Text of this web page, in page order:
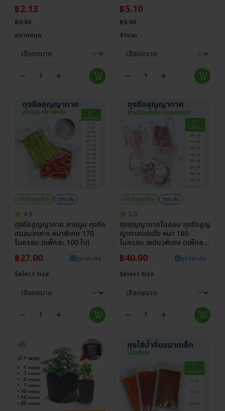
฿2.13
฿2.50
ขนาดหมุด
฿5.10
฿6.00
จำนวน
ประกันศูนย์ไทย
ราคาส่ง
4.9
ถุงซีลสูญญากาศ ลายนูน ถุงซีล
ถนอมอาหาร หนาพิเศษ 170
ไมครอน (แพ็กละ 100 ใบ)
฿27.00
ดูราคาส่ง
Select Size
ประกันศูนย์ไทย
ราคาส่ง
5.0
ถุงสุญญากาศไนล่อน ถุงซีลสูญ
ญากาศแช่แข็ง หนา 160
ไมครอน เหนียวพิเศษ (แพ็กละ
100 ใบ)
฿40.00
ดูราคาส่ง
Select Size